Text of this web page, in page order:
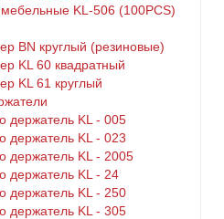
мебельные KL-506 (100PCS)
BN круглый (резиновые)
KL 60 квадратный
KL 61 круглый
держатель KL - 005
держатель KL - 023
держатель KL - 2005
держатель KL - 24
держатель KL - 250
держатель KL - 305